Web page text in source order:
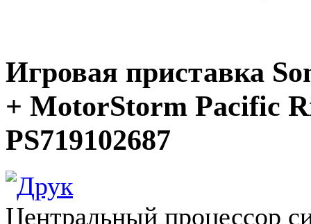
Игровая приставка
+ MotorStorm Pacific
PS719102687
Центральный процессор